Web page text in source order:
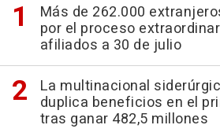
Más de 262.000
por el proceso
afiliados a 30 de julio
La multinacional
duplica beneficios en el
tras ganar 482,5 millones